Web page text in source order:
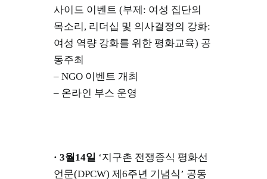
사이드 이벤트 (부제: 여성 집단의
목소리, 리더십 및 의사결정의 강화:
여성 역량 강화를 위한 평화교육) 공
동주최
– NGO 이벤트 개최
– 온라인 부스 운영
· 3월14일 ‘지구촌 전쟁종식 평화선
언문(DPCW) 제6주년 기념식’ 공동